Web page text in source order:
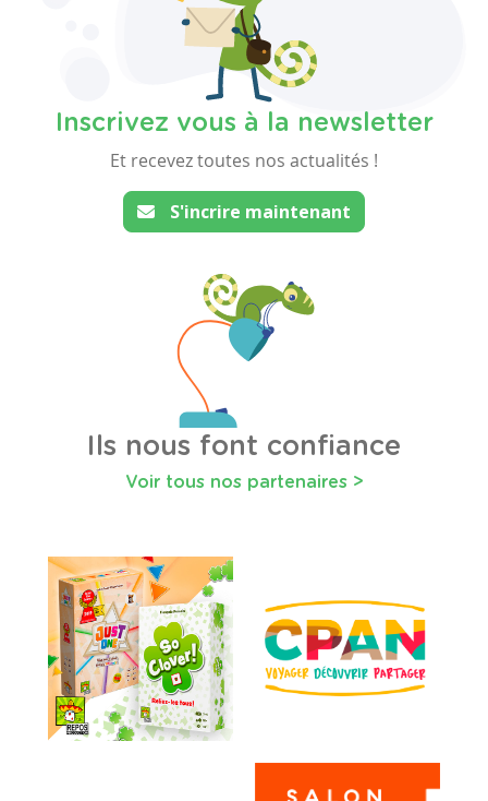
Inscrivez vous à la newsletter
Et recevez toutes nos actualités !
S'incrire maintenant
Ils nous font confiance
Voir tous nos partenaires >